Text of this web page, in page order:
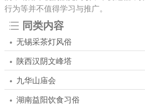
行为等并不值得学习与推广。
同类内容
无锡采茶灯风俗
陕西汉阴文峰塔
九华山庙会
湖南益阳饮食习俗